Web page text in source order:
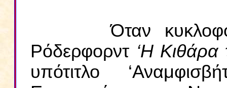
Όταν
Ρόδερφορντ ‘Η
υπότιτλο